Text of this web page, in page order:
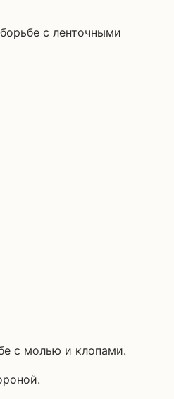
с ленточными
с молью и клопами.